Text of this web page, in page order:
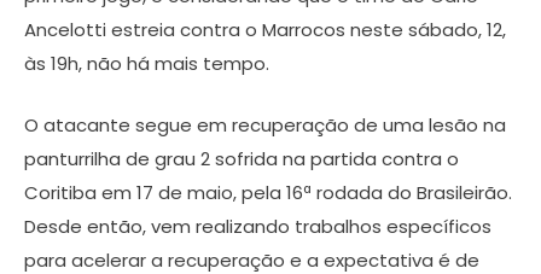
Ancelotti estreia contra o Marrocos neste sábado, 12,
às 19h, não há mais tempo.
O atacante segue em recuperação de uma lesão na
panturrilha de grau 2 sofrida na partida contra o
Coritiba em 17 de maio, pela 16ª rodada do Brasileirão.
Desde então, vem realizando trabalhos específicos
para acelerar a recuperação e a expectativa é de